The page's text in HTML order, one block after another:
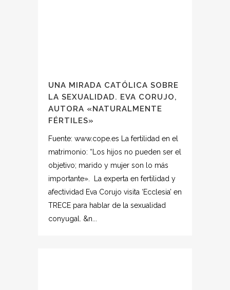
UNA MIRADA CATÓLICA SOBRE
LA SEXUALIDAD. EVA CORUJO,
AUTORA «NATURALMENTE
FÉRTILES»
Fuente: www.cope.es La fertilidad en el
matrimonio: “Los hijos no pueden ser el
objetivo; marido y mujer son lo más
importante». La experta en fertilidad y
afectividad Eva Corujo visita ‘Ecclesia’ en
TRECE para hablar de la sexualidad
conyugal. &n...